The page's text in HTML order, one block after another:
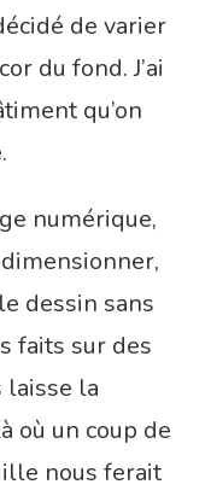
de varier
du fond. J’ai
qu’on
numérique,
dessin sans
faits sur des
laisse la
où un coup de
nous ferait